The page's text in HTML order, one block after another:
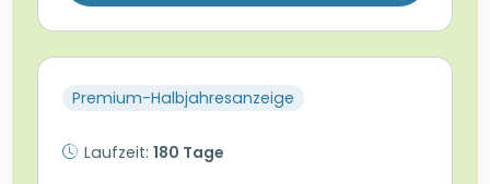
Premium-Halbjahresanzeige
Laufzeit: 180 Tage